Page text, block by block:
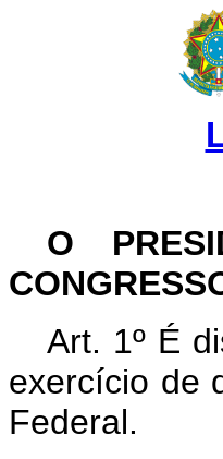
O
Art. 1º É
exercício de
Federal.